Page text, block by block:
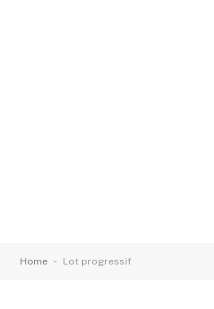
Home - Lot progressif